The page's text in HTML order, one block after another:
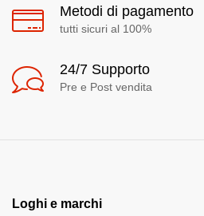
Metodi di pagamento
tutti sicuri al 100%
24/7 Supporto
Pre e Post vendita
Loghi e marchi